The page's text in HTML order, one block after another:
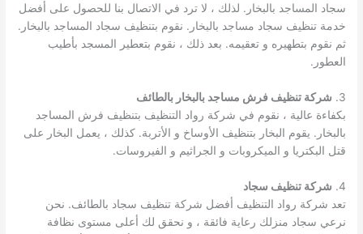
سجاد المساجد بالبخار. لذلك ، لا ترد في الاتصال بنا للحصول على أفضل
خدمة تنظيف سجاد مساجد بالبخار. نقوم بتنظيف سجاد المساجد بالبخار.
ثم نقوم بتطهيره و تعقيمه. بعد ذلك ، نقوم بتعطير المسجد بأطيب
العطور.
3.
شركة تنظيف فرش مساجد بالبخار بالطائف
بكفاءة عالية ، نقوم في شركة رواد التنظيف بتنظيف فرش المساجد
بالبخار. يقوم البخار بتنظيف الأوساخ و الأتربة. كذلك ، يعمل البخار على
قتل البكتريا و الميكروبات و الجراثيم و الفيروسات.
4. شركة تنظيف سجاد
تعد شركة رواد التنظيف أفضل شركة تنظيف سجاد بالطائف. نحن
نرعي سجاد منزلك رعاية فائقة ، و نحقق لك أعلى مستوى نظافة